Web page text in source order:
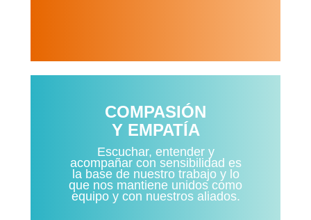
COMPASIÓN
Y EMPATÍA
Escuchar, entender y
acompañar con sensibilidad es
la base de nuestro trabajo y lo
que nos mantiene unidos como
equipo y con nuestros aliados.